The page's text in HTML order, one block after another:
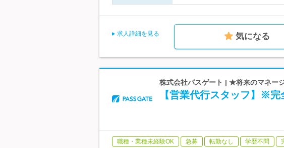
求人詳細を見る 気になる
株式会社パスゲート | ★将来のマネー
【営業代行スタッフ】※
職種・業種未経験OK 急募 転勤なし 学歴不問